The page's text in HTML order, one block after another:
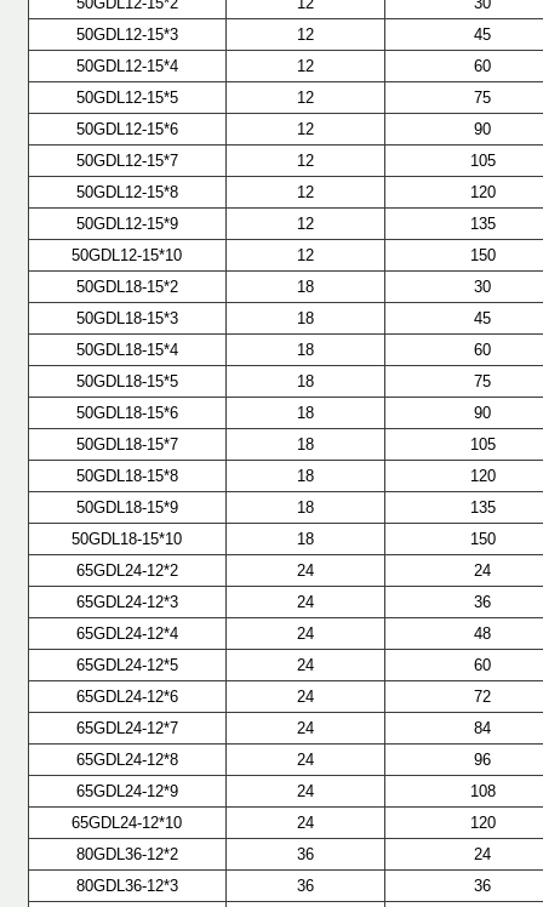
50GDL12-15*3
12
45
50GDL12-15*4
12
60
50GDL12-15*5
12
75
50GDL12-15*6
12
90
50GDL12-15*7
12
105
50GDL12-15*8
12
120
50GDL12-15*9
12
135
50GDL12-15*10
12
150
50GDL18-15*2
18
30
50GDL18-15*3
18
45
50GDL18-15*4
18
60
50GDL18-15*5
18
75
50GDL18-15*6
18
90
50GDL18-15*7
18
105
50GDL18-15*8
18
120
50GDL18-15*9
18
135
50GDL18-15*10
18
150
65GDL24-12*2
24
24
65GDL24-12*3
24
36
65GDL24-12*4
24
48
65GDL24-12*5
24
60
65GDL24-12*6
24
72
65GDL24-12*7
24
84
65GDL24-12*8
24
96
65GDL24-12*9
24
108
65GDL24-12*10
24
120
80GDL36-12*2
36
24
80GDL36-12*3
36
36